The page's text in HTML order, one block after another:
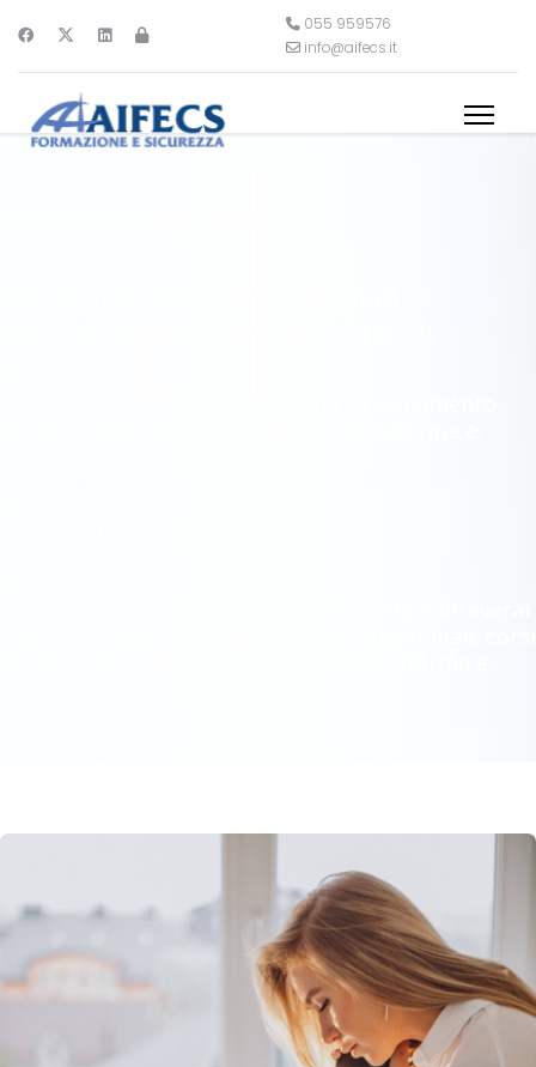
055 959576
info@aifecs.it